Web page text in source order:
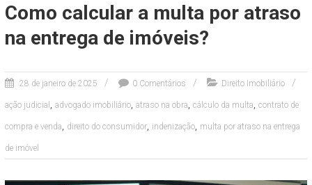
Como calcular a multa por atraso
na entrega de imóveis?
28 de janeiro de 2025 0 Comentários Direito Imobiliário
ação judicial , advogado imobiliário, atraso na obra, cálculo da multa, contrato de
compra e venda, direito do consumidor, indenização, multa por atraso na entrega
de imóvel